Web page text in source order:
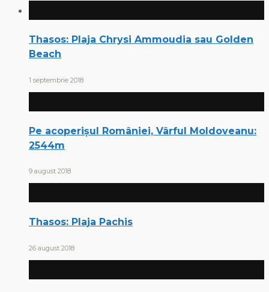
Thasos: Plaja Chrysi Ammoudia sau Golden
Beach
1 septembrie 2018
Pe acoperișul României, Vârful Moldoveanu:
2544m
9 august 2018
Thasos: Plaja Pachis
26 august 2018